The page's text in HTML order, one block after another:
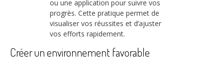
ou une application pour suivre vos
progrès. Cette pratique permet de
visualiser vos réussites et d’ajuster
vos efforts rapidement.
Créer un environnement favorable